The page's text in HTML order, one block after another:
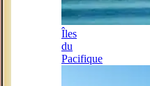
Îles
du
Pacifique